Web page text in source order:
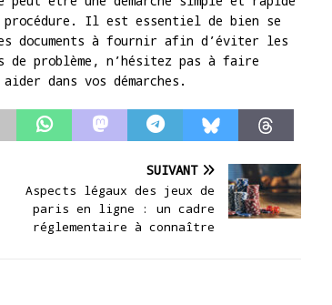
Il est essentiel de bien se
documents à fournir afin d’éviter les
problème, n’hésitez pas à faire
dans vos démarches.
SUIVANT
Aspects légaux des jeux de
paris en ligne : un cadre
réglementaire à connaître